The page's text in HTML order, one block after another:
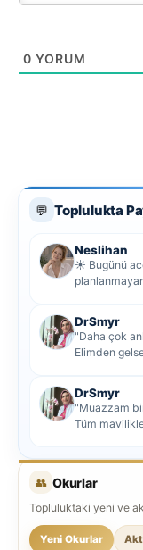
0 YORUM
💬 Toplulukta
Neslihan
☀️ Bugünü
DrSmyr
"Daha çok
Elimden
DrSmyr
"Muazzam
Tüm
👥 Okurlar
Topluluktaki yeni ve
Yeni Okurlar